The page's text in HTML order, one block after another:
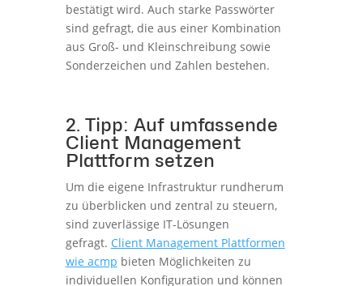
bestätigt wird. Auch starke Passwörter
sind gefragt, die aus einer Kombination
aus Groß- und Kleinschreibung sowie
Sonderzeichen und Zahlen bestehen.
2. Tipp: Auf umfassende
Client Management
Plattform setzen
Um die eigene Infrastruktur rundherum
zu überblicken und zentral zu steuern,
sind zuverlässige IT-Lösungen
gefragt. Client Management Plattformen
wie acmp bieten Möglichkeiten zu
individuellen Konfiguration und können